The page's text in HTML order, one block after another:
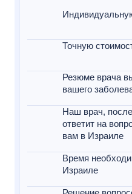
Точную
Резюме врача
вашего
Наш врач,
ответит на
вам в Израиле
Время
Израиле